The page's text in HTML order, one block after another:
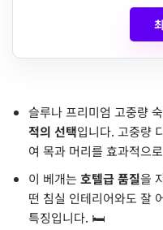
슬루나 프리미엄 고중량
적의 선택입니다. 고중량
여 목과 머리를 효과적으
이 베개는 호텔급 품질을
떤 침실 인테리어와도 잘
특징입니다. 🛏️